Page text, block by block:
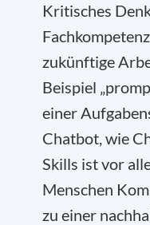
Kritisches
zukünftige
Beispiel
einer
Chatbot, wie
Skills ist vor
Menschen
zu einer